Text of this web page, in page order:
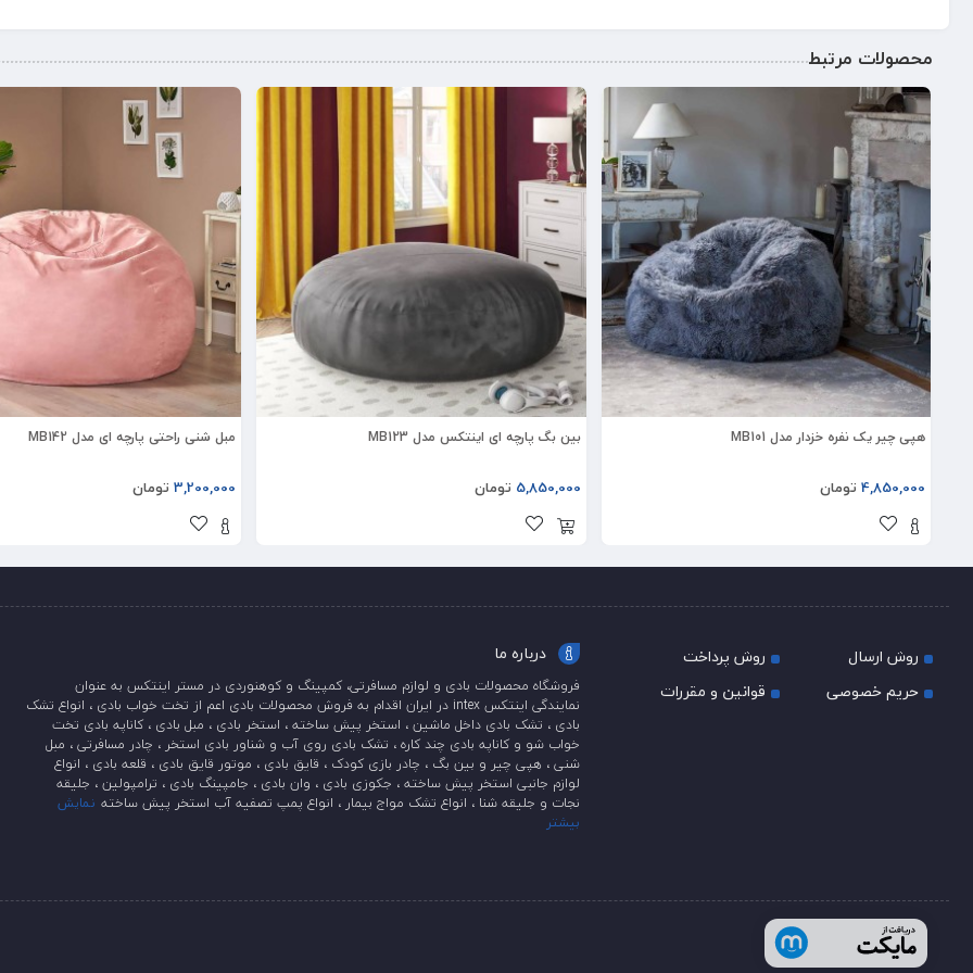
محصولات مرتبط
هپی چیر یک نفره خزدار مدل MB101
4,850,000 تومان
بین بگ پارچه ای اینتکس مدل MB123
5,850,000 تومان
مبل شنی راحتی پارچه ای مدل MB142
3,200,000 تومان
روش ارسال
روش پرداخت
حریم خصوصی
قوانین و مقررات
درباره ما
فروشگاه محصولات بادی و لوازم مسافرتی، کمپینگ و کوهنوردی در مستر اینتکس به عنوان
نمایندگی اینتکس intex در ایران اقدام به فروش محصولات بادی اعم از تخت خواب بادی ، انواع تشک
بادی ، تشک بادی داخل ماشین ، استخر پیش ساخته ، استخر بادی ، مبل بادی ، کاناپه بادی تخت
خواب شو و کاناپه بادی چند کاره ، تشک بادی روی آب و شناور بادی استخر ، چادر مسافرتی ، مبل
شنی ، هپی چیر و بین بگ ، چادر بازی کودک ، قایق بادی ، موتور قایق بادی ، قلعه بادی ، انواع
لوازم جانبی استخر پیش ساخته ، جکوزی بادی ، وان بادی ، جامپینگ بادی ، ترامپولین ، جلیقه
نجات و جلیقه شنا ، انواع تشک مواج بیمار ، انواع پمپ تصفیه آب استخر پیش ساخته نمایش
بیشتر